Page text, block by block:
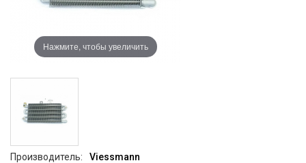
Нажмите, чтобы увеличить
Производитель:
Viessmann